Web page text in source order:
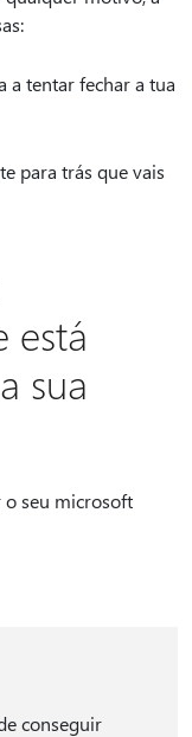
a tentar fechar a tua
para trás que vais
está
sua
o seu microsoft
conseguir